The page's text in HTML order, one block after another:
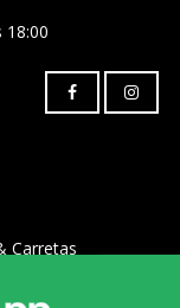
18:00
Carretas